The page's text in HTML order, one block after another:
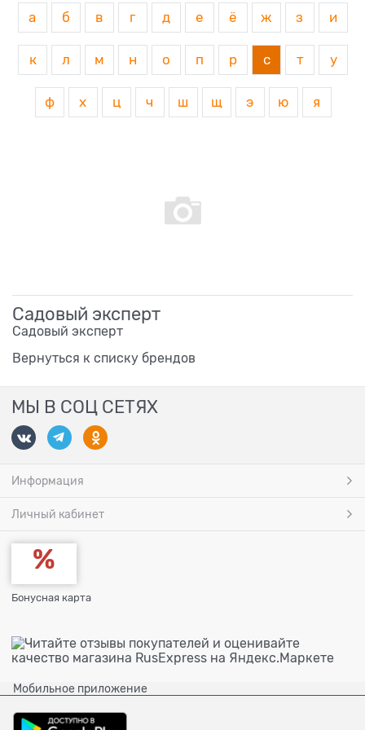
а б в г д е ё ж з и
к л м н о п р с т у
ф х ц ч ш щ э ю я
Садовый эксперт
Садовый эксперт
Вернуться к списку брендов
МЫ В СОЦ СЕТЯХ
Информация
Личный кабинет
Бонусная карта
Мобильное приложение